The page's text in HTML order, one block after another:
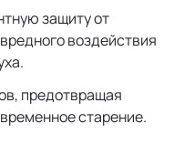
защиту от
воздействия
предотвращая
старение.